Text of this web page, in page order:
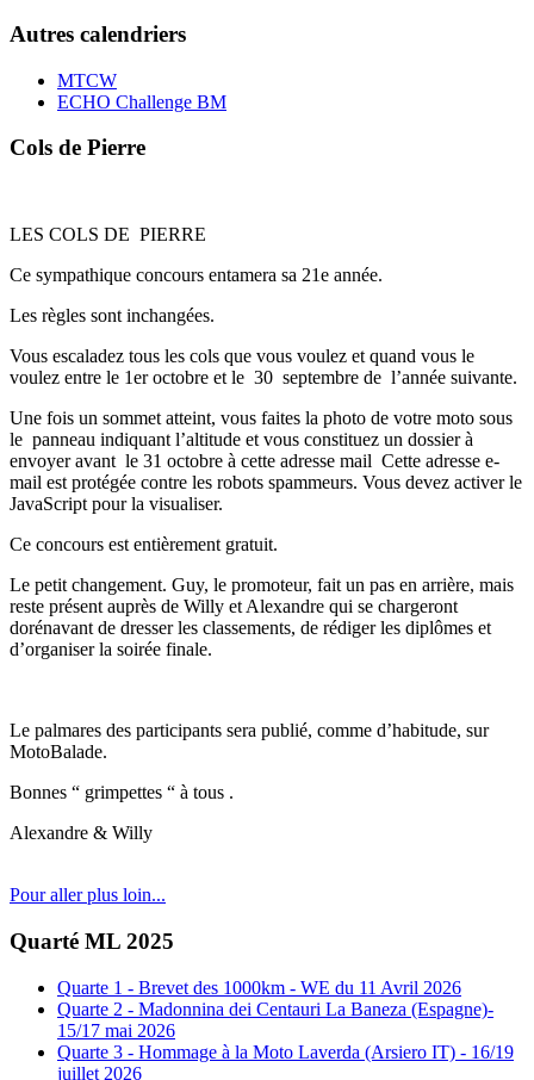
Autres calendriers
MTCW
ECHO Challenge BM
Cols de Pierre
LES COLS DE PIERRE
Ce sympathique concours entamera sa 21e année.
Les règles sont inchangées.
Vous escaladez tous les cols que vous voulez et quand vous le
voulez entre le 1er octobre et le 30 septembre de l’année suivante.
Une fois un sommet atteint, vous faites la photo de votre moto sous
le panneau indiquant l’altitude et vous constituez un dossier à
envoyer avant le 31 octobre à cette adresse mail Cette adresse e-
mail est protégée contre les robots spammeurs. Vous devez activer le
JavaScript pour la visualiser.
Ce concours est entièrement gratuit.
Le petit changement. Guy, le promoteur, fait un pas en arrière, mais
reste présent auprès de Willy et Alexandre qui se chargeront
dorénavant de dresser les classements, de rédiger les diplômes et
d’organiser la soirée finale.
Le palmares des participants sera publié, comme d’habitude, sur
MotoBalade.
Bonnes “ grimpettes “ à tous .
Alexandre & Willy
Pour aller plus loin...
Quarté ML 2025
Quarte 1 - Brevet des 1000km - WE du 11 Avril 2026
Quarte 2 - Madonnina dei Centauri La Baneza (Espagne)-
15/17 mai 2026
Quarte 3 - Hommage à la Moto Laverda (Arsiero IT) - 16/19
juillet 2026